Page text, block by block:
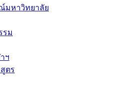
มหาวิทยาลัย
รม
ฯ
ตร